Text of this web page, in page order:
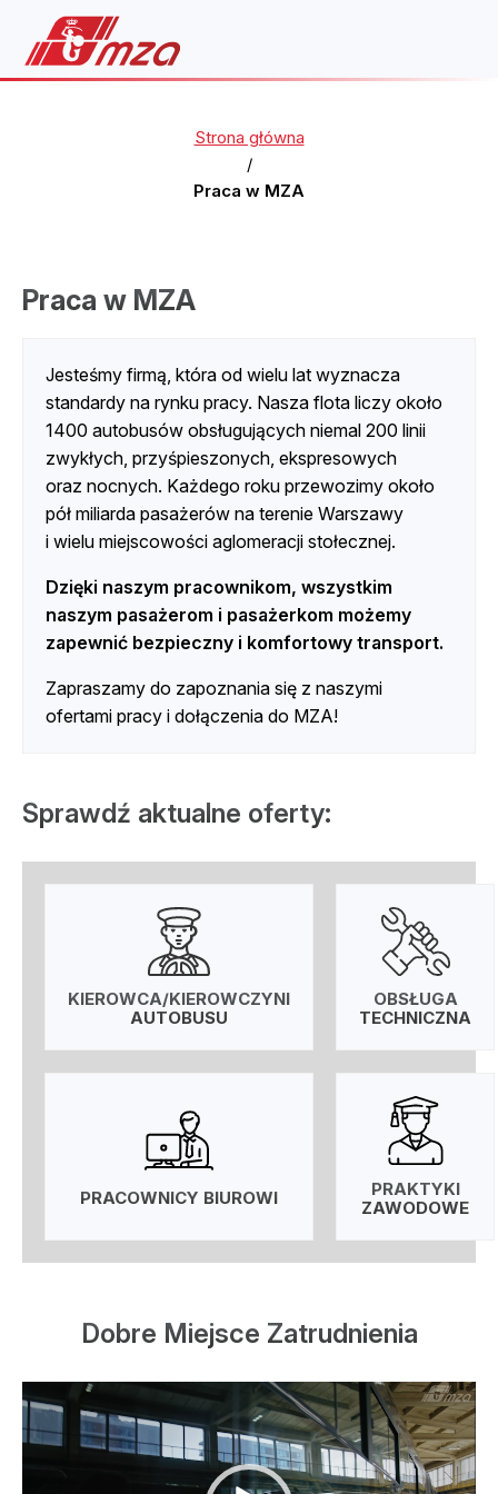
Strona główna
/
Praca w MZA
Praca w MZA
Jesteśmy firmą, która od wielu lat wyznacza
standardy na rynku pracy. Nasza flota liczy około
1400 autobusów obsługujących niemal 200 linii
zwykłych, przyśpieszonych, ekspresowych
oraz nocnych. Każdego roku przewozimy około
pół miliarda pasażerów na terenie Warszawy
i wielu miejscowości aglomeracji stołecznej.
Dzięki naszym pracownikom, wszystkim
naszym pasażerom i pasażerkom możemy
zapewnić bezpieczny i komfortowy transport.
Zapraszamy do zapoznania się z naszymi
ofertami pracy i dołączenia do MZA!
Sprawdź aktualne oferty:
KIEROWCA/KIEROWCZYNI
AUTOBUSU
OBSŁUGA
TECHNICZNA
PRACOWNICY BIUROWI
PRAKTYKI
ZAWODOWE
Dobre Miejsce Zatrudnienia
Odtwarzacz
video